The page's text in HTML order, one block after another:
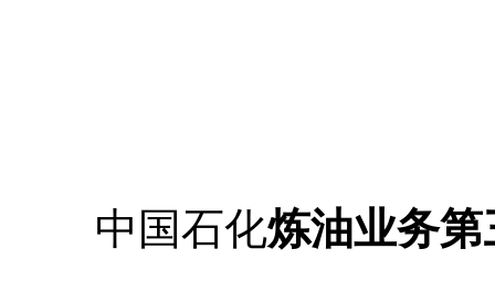
中国石化炼油业务